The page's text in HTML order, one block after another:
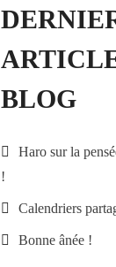
BLOG
Haro sur la
!
Calendriers
Bonne ânée !